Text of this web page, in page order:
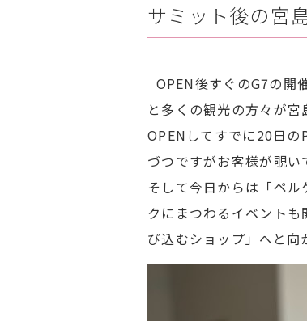
サミット後の宮
OPEN後すぐのG7の開
と多くの観光の方々が宮
OPENしてすでに20日
づつですがお客様が覗い
そして今日からは「ペ
クにまつわるイベント
び込むショップ」へと向